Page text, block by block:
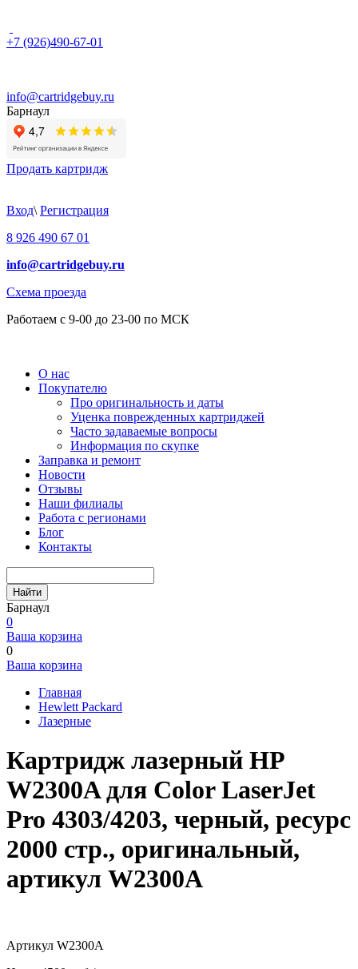
+7 (926)490-67-01
info@cartridgebuy.ru
Барнаул
Продать картридж
Вход\ Регистрация
8 926 490 67 01
info@cartridgebuy.ru
Схема проезда
Работаем с 9-00 до 23-00 по МСК
О нас
Покупателю
Про оригинальность и даты
Уценка поврежденных картриджей
Часто задаваемые вопросы
Информация по скупке
Заправка и ремонт
Новости
Отзывы
Наши филиалы
Работа с регионами
Блог
Контакты
Найти
Барнаул
0
Ваша корзина
0
Ваша корзина
Главная
Hewlett Packard
Лазерные
Картридж лазерный HP
W2300A для Color LaserJet
Pro 4303/4203, черный, ресурс
2000 стр., оригинальный,
артикул W2300A
Артикул W2300A